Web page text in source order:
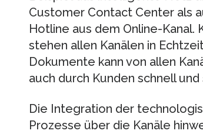
Customer Contact Center als
Hotline aus dem Online-
stehen allen Kanälen in
Dokumente kann von allen
auch durch Kunden schnell
Die Integration der
Prozesse über die Kanäle